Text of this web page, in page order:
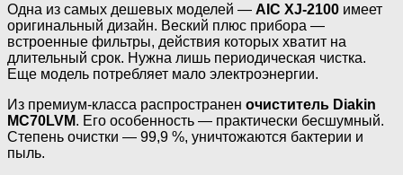
Одна из самых дешевых моделей — AIC XJ-2100 имеет
оригинальный дизайн. Веский плюс прибора —
встроенные фильтры, действия которых хватит на
длительный срок. Нужна лишь периодическая чистка.
Еще модель потребляет мало электроэнергии.
Из премиум-класса распространен очиститель Diakin
MC70LVM. Его особенность — практически бесшумный.
Степень очистки — 99,9 %, уничтожаются бактерии и
пыль.